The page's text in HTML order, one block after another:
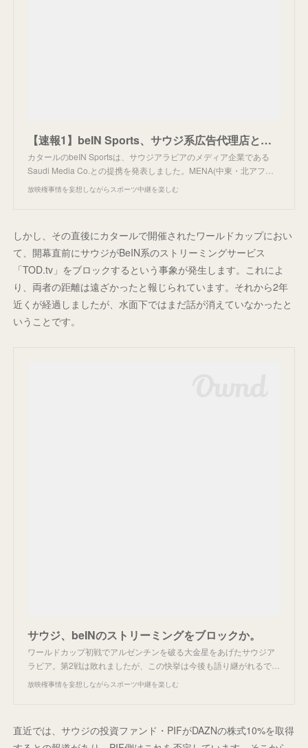
【速報1】beIN Sports、サウジ系広告代理店と提携。
カタールのbeIN Sportsは、サウジアラビアのメディア企業である
Saudi Media Co.との提携を発表しました。MENA(中東・北アフ…
放映権事情を妄想しながらスポーツ中継を楽しむ
しかし、その直後にカタールで開催されたワールドカップにおい
て、開幕直前にサウジがBeIN系のストリーミングサービス
「TOD.tv」をブロックするという事象が発生します。これによ
り、両者の距離は遠ざかったと報じられています。それから2年
近くが経過しましたが、水面下ではまだ話が消えていなかったと
いうことです。
サウジ、beINのストリーミングをブロックか。
ワールドカップ初戦でアルゼンチンを破る大金星をあげたサウジア
ラビア。第2戦は敗れましたが、この快挙は今後も語り継がれるで…
放映権事情を妄想しながらスポーツ中継を楽しむ
直近では、サウジの投資ファンド・PIFがDAZNの株式10%を取得